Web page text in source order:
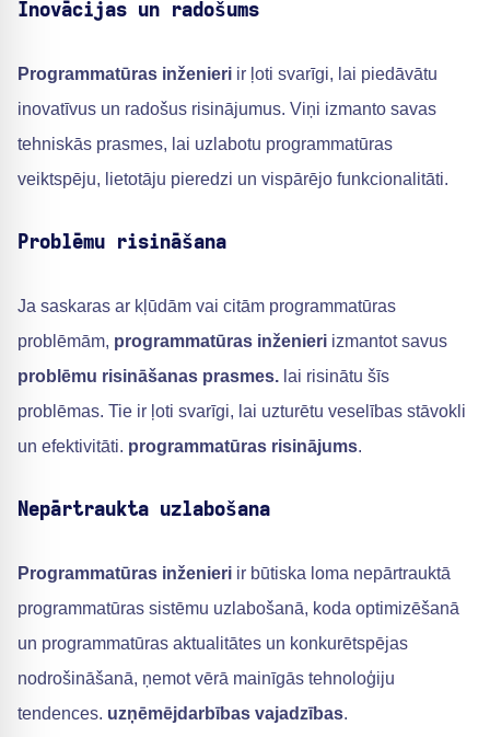
Inovācijas un radošums
Programmatūras inženieri ir ļoti svarīgi, lai piedāvātu
inovatīvus un radošus risinājumus. Viņi izmanto savas
tehniskās prasmes, lai uzlabotu programmatūras
veiktspēju, lietotāju pieredzi un vispārējo funkcionalitāti.
Problēmu risināšana
Ja saskaras ar kļūdām vai citām programmatūras
problēmām, programmatūras inženieri izmantot savus
problēmu risināšanas prasmes. lai risinātu šīs
problēmas. Tie ir ļoti svarīgi, lai uzturētu veselības stāvokli
un efektivitāti. programmatūras risinājums.
Nepārtraukta uzlabošana
Programmatūras inženieri ir būtiska loma nepārtrauktā
programmatūras sistēmu uzlabošanā, koda optimizēšanā
un programmatūras aktualitātes un konkurētspējas
nodrošināšanā, ņemot vērā mainīgās tehnoloģiju
tendences. uzņēmējdarbības vajadzības.